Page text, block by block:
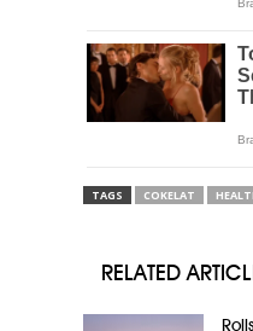
TAGS COKELAT
RELATED